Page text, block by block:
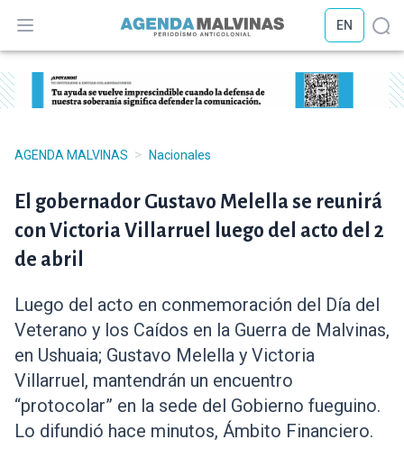
Abrir menú
EN
AGENDA MALVINAS > Nacionales
El gobernador Gustavo Melella se reunirá
con Victoria Villarruel luego del acto del 2
de abril
Luego del acto en conmemoración del Día del
Veterano y los Caídos en la Guerra de Malvinas,
en Ushuaia; Gustavo Melella y Victoria
Villarruel, mantendrán un encuentro
“protocolar” en la sede del Gobierno fueguino.
Lo difundió hace minutos, Ámbito Financiero.